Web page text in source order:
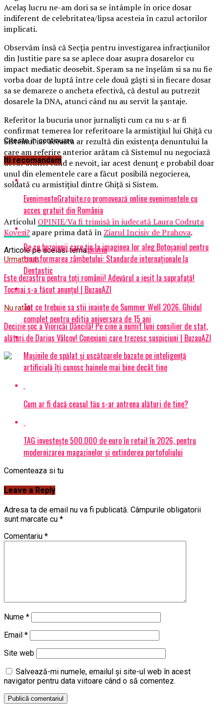
Acelaș lucru ne-am dori sa se întâmple în orice dosar
indiferent de celebritatea/lipsa acesteia în cazul actorilor
implicati.
Observăm însă că Secția pentru investigarea infracțiunilor
din Justitie pare sa se aplece doar asupra dosarelor cu
impact mediatic deosebit. Speram sa ne înșelăm si sa nu fie
vorba doar de luptă între cele două găști si in fiecare dosar
sa se demareze o ancheta efectivă, că destul au putrezit
dosarele la DNA, atunci când nu au servit la șantaje.
Referitor la bucuria unor jurnaliști cum ca nu s-ar fi
confirmat temerea lor referitoare la armistițiul lui Ghiță cu
Sistemul iar aceasta ar rezultă din existența denuntului la
care am referire anterior arătam că Sistemul nu negociază
decât atunci când e nevoit, iar acest denunț e probabil doar
unul din elementele care a făcut posibilă negocierea,
soldată cu armistițiul dintre Ghiță si Sistem.
Articolul OPINIE/Va fi trimisă în judecată Laura Codruta
Kovesi? apare prima dată în Ziarul Incisiv de Prahova.
Articole pe aceiasi tema:prima
Urmatorul
Este dezastru pentru toți românii! Adevărul a ieșit la suprafață!
Tocmai s-a făcut anunțul | BuzauAZI
Nu ratati
Decizie șoc a Vioricăi Dăncilă! Pe cine a numit luni consilier de stat,
alături de Darius Vâlcov! Conexiuni care trezesc suspiciuni | BuzauAZI
Citeste in continuare
Iti recomandam
EvenimenteGratuite.ro promovează online evenimentele cu
acces gratuit din România
De ce buzoienii care țin la imaginea lor aleg Botoșaniul pentru
transformarea zâmbetului: Standarde internaționale la
Dentastic
Tot ce trebuie sa stii inainte de Summer Well 2026. Ghidul
complet pentru editia aniversara de 15 ani
Mașinile de spălat și uscătoarele bazate pe inteligență
artificială îți cunosc hainele mai bine decât tine
Cum ar fi dacă ceasul tău s-ar antrena alături de tine?
TAG investește 500.000 de euro în retail în 2026, pentru
modernizarea magazinelor și extinderea portofoliului
Comenteaza si tu
Leave a Reply
Adresa ta de email nu va fi publicată. Câmpurile obligatorii
sunt marcate cu *
Comentariu *
Nume *
Email *
Site web
Salvează-mi numele, emailul și site-ul web în acest
navigator pentru data viitoare când o să comentez.